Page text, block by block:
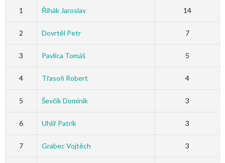
1 Řihák Jaroslav 14
2 Dovrtěl Petr 7
3 Pavlica Tomáš 5
4 Třasoň Robert 4
5 Ševčík Dominik 3
6 Uhlíř Patrik 3
7 Grabec Vojtěch 3